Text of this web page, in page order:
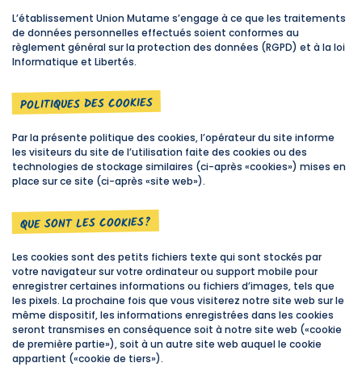
L’établissement Union Mutame s’engage à ce que les traitements
de données personnelles effectués soient conformes au
règlement général sur la protection des données (RGPD) et à la loi
Informatique et Libertés.
POLITIQUES DES COOKIES
Par la présente politique des cookies, l’opérateur du site informe
les visiteurs du site de l’utilisation faite des cookies ou des
technologies de stockage similaires (ci-après «cookies») mises en
place sur ce site (ci-après «site web»).
QUE SONT LES COOKIES?
Les cookies sont des petits fichiers texte qui sont stockés par
votre navigateur sur votre ordinateur ou support mobile pour
enregistrer certaines informations ou fichiers d’images, tels que
les pixels. La prochaine fois que vous visiterez notre site web sur le
même dispositif, les informations enregistrées dans les cookies
seront transmises en conséquence soit à notre site web («cookie
de première partie»), soit à un autre site web auquel le cookie
appartient («cookie de tiers»).